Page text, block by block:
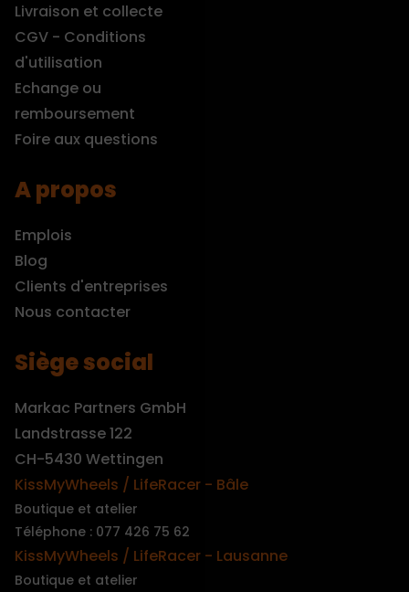
Livraison et collecte
CGV - Conditions
d'utilisation
Echange ou
remboursement
Foire aux questions
A propos
Emplois
Blog
Clients d'entreprises
Nous contacter
Siège social
Markac Partners GmbH
Landstrasse 122
CH-5430 Wettingen
KissMyWheels / LifeRacer - Bâle
Boutique et atelier
Téléphone : 077 426 75 62
KissMyWheels / LifeRacer - Lausanne
Boutique et atelier